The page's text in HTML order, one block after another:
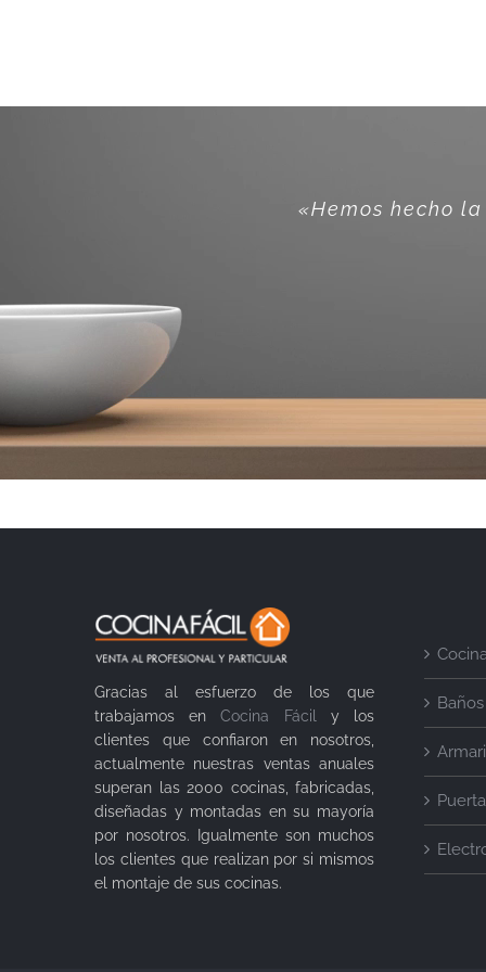
«Simplemente excepcional el
«Hemos hecho
Gracias al esfuerzo de los que
trabajamos enCocina Fácil
y los
clientes que confiaron en nosotros,
actualmente nuestras ventas anuales
superan las 2000 cocinas, fabricadas,
diseñadas y montadas en su mayoría
por nosotros. Igualmente son muchos
los clientes que realizan por si mismos
el montaje de sus cocinas.
Baños